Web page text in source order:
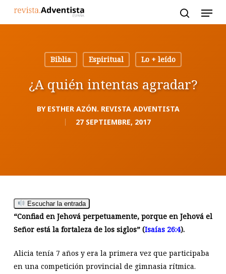
Biblia
Espiritual Lo + leído
¿A quién intentas agradar?
BY ESTHER AZÓN. REVISTA ADVENTISTA
27 SEPTIEMBRE, 2017
Escuchar la entrada
“Confiad en Jehová perpetuamente, porque en Jehová el
Señor está la fortaleza de los siglos” (Isaías 26:4).
Alicia tenía 7 años y era la primera vez que participaba
en una competición provincial de gimnasia rítmica.